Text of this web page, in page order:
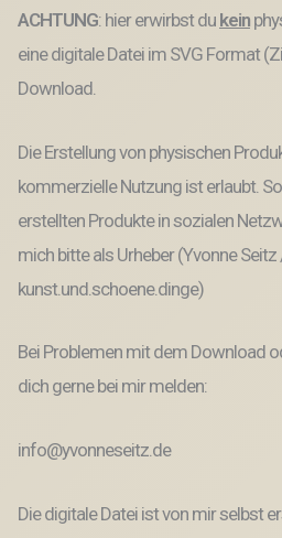
ACHTUNG: hier erwirbst du kein
eine digitale Datei im SVG Format
Download.
Die Erstellung von physischen
kommerzielle Nutzung ist erlaubt.
erstellten Produkte in sozialen
mich bitte als Urheber (Yvonne Seitz
kunst.und.schoene.dinge)
Bei Problemen mit dem Download
dich gerne bei mir melden:
info@yvonneseitz.de
Die digitale Datei ist von mir selbst